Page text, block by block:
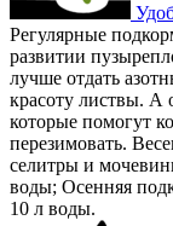
Регулярные
развитии
лучше отдать
красоту листвы. А
которые помогут
перезимовать.
селитры и
воды; Осенняя
10 л воды.